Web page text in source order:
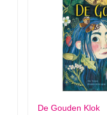
De Gouden Klok